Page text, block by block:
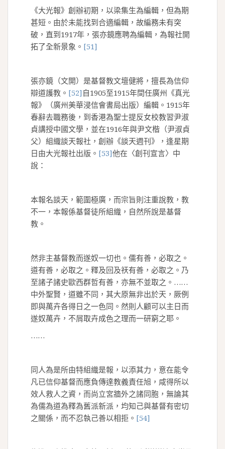
《大光報》創辦初期，以梁集生為編輯，但為期
甚短。由於未能找到合適編輯，故編務未有突
破，直到1917年，張亦鏡應聘為編輯，為報社開
拓了全新景象。 [51]
張亦鏡（文開）是基督教文壇健將，擅長為信仰
辯道護教。 [52] 自1905至1915年間任廣州《真光
報》（廣州美華浸信會書局出版）編輯。1915年
春辭去職務後，到香港為聖士提反女校教習尹淑
貞講授中國文學，並在1916年與尹文楷（尹淑貞
父）組織談天報社，創辦《談天週刊》，逢星期
日由大光報社出版。 [53]他在〈創刊宣言〉中
說：
本報名談天，範圍極廣，而宗旨則注重說教，教
不一，本報係基督徒所組織，自然所說是基督
教。
然非主基督教而遂奴一切也。儒有善，必取之。
道有善，必取之。釋及回及祆有善，必取之。乃
至諸子諸史歐西群哲有善，亦無不並取之。……
中外聖賢，道雖不同，其大原無非出於天，厥例
即與萬卉各得日之一色同。然則人顧可以主日而
遂奴萬卉，不屑取卉成色之理而一研窮之耶。
……
同人為是所由特組織是報，以添其力，意在能令
凡已信仰基督而應負傳達教義責任旭，咸得所以
效人救人之資，而尚立宮牆外之諸同胞，無論其
為儒為道為釋為舊派新派，均知己與基督有密切
之關係，而不忍執己善以相拒。 [54]